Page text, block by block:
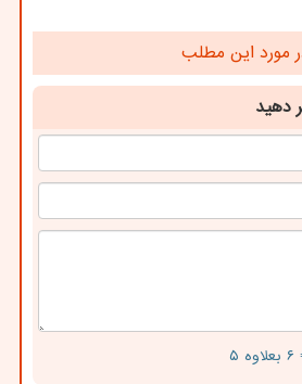
مورد این مطلب
دهید
۵